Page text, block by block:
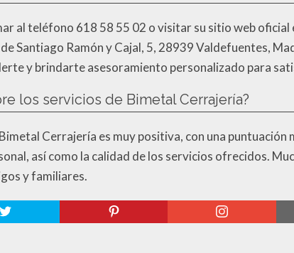
al teléfono 618 58 55 02 o visitar su sitio web
Santiago Ramón y Cajal, 5, 28939 Valdefuentes,
y brindarte asesoramiento personalizado para
los servicios de Bimetal Cerrajería?
Cerrajería es muy positiva, con una puntuación
así como la calidad de los servicios ofrecidos.
y familiares.